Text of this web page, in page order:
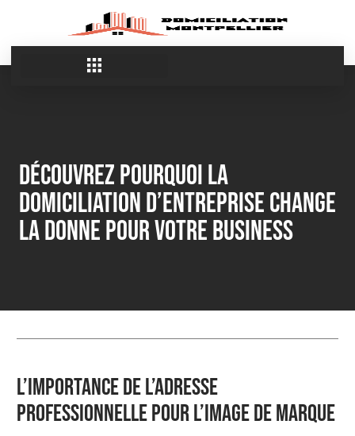
découvrez pourquoi la
domiciliation d’entreprise change
la donne pour votre business
L’importance de l’adresse
professionnelle pour l’image de marque